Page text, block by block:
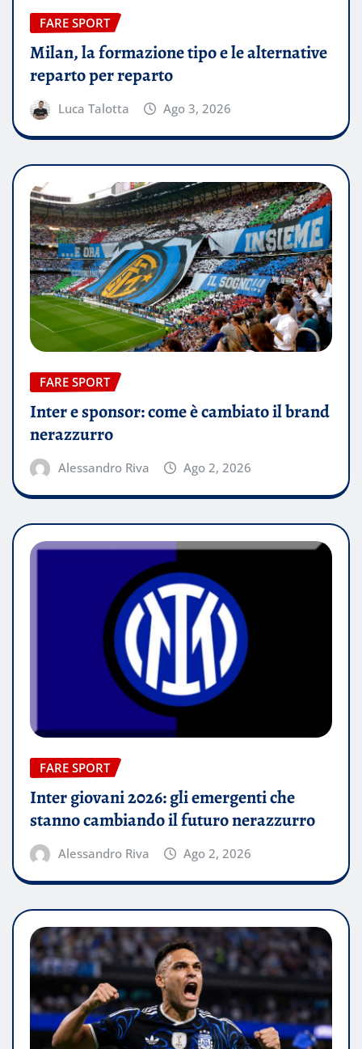
FARE SPORT
Milan, la formazione tipo e le alternative
reparto per reparto
Luca Talotta Ago 3, 2026
FARE SPORT
Inter e sponsor: come è cambiato il brand
nerazzurro
Alessandro Riva Ago 2, 2026
FARE SPORT
Inter giovani 2026: gli emergenti che
stanno cambiando il futuro nerazzurro
Alessandro Riva Ago 2, 2026